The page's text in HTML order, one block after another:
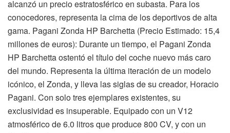
alcanzó un precio estratosférico en subasta. Para los
conocedores, representa la cima de los deportivos de alta
gama. Pagani Zonda HP Barchetta (Precio Estimado: 15,4
millones de euros): Durante un tiempo, el Pagani Zonda
HP Barchetta ostentó el título del coche nuevo más caro
del mundo. Representa la última iteración de un modelo
icónico, el Zonda, y lleva las siglas de su creador, Horacio
Pagani. Con solo tres ejemplares existentes, su
exclusividad es insuperable. Equipado con un V12
atmosférico de 6.0 litros que produce 800 CV, y con un